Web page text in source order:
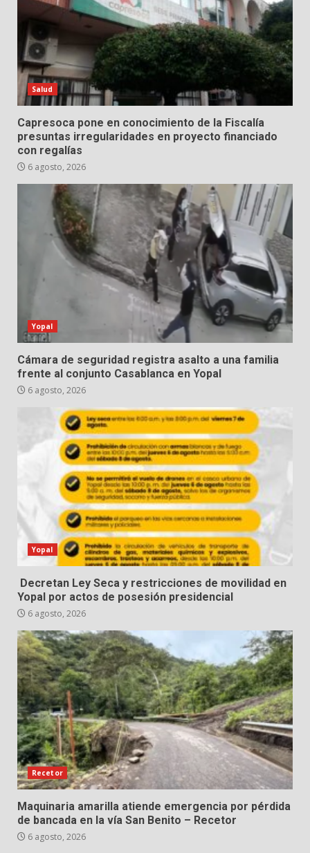
Salud
Capresoca pone en conocimiento de la Fiscalía
presuntas irregularidades en proyecto financiado
con regalías
6 agosto, 2026
Yopal
Cámara de seguridad registra asalto a una familia
frente al conjunto Casablanca en Yopal
6 agosto, 2026
Yopal
Decretan Ley Seca y restricciones de movilidad en
Yopal por actos de posesión presidencial
6 agosto, 2026
Recetor
Maquinaria amarilla atiende emergencia por pérdida
de bancada en la vía San Benito – Recetor
6 agosto, 2026